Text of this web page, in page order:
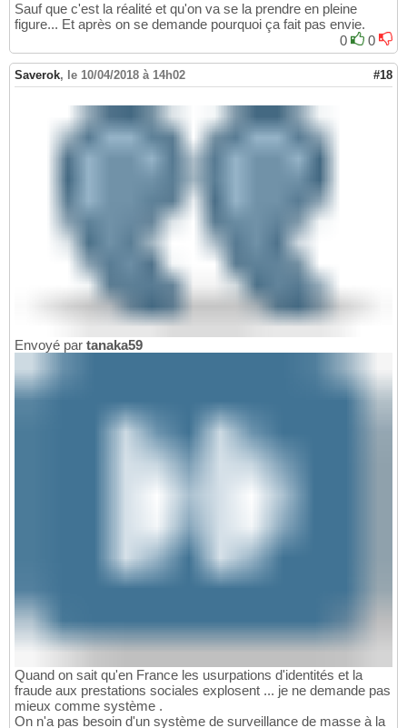
Sauf que c'est la réalité et qu'on va se la prendre en pleine
figure... Et après on se demande pourquoi ça fait pas envie.
0
0
Saverok, le 10/04/2018 à 14h02 #18
Envoyé par tanaka59
Quand on sait qu'en France les usurpations d'identités et la
fraude aux prestations sociales explosent ... je ne demande pas
mieux comme système .
On n'a pas besoin d'un système de surveillance de masse à la